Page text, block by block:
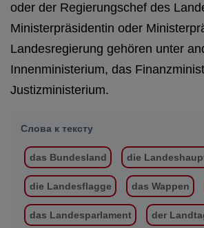
oder der Regierungschef des
Ministerpräsidentin oder
Landesregierung gehören unter
Innenministerium, das
Justizministerium.
Слова к тексту
das Bundesland die
die Landesflagge das Wappen
das Landesparlament der